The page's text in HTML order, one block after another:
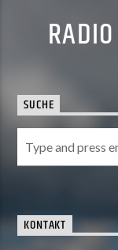
SUCHE
KONTAKT